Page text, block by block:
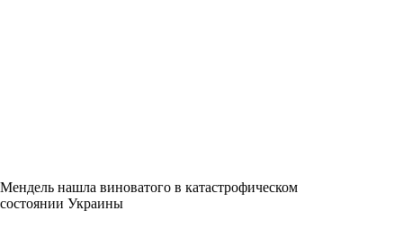
Мендель нашла виноватого в катастрофическом
состоянии Украины